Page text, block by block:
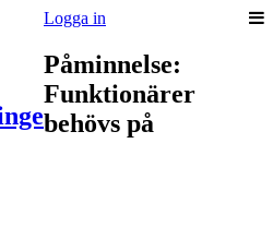
Logga in
Påminnelse:
Funktionärer
behövs på